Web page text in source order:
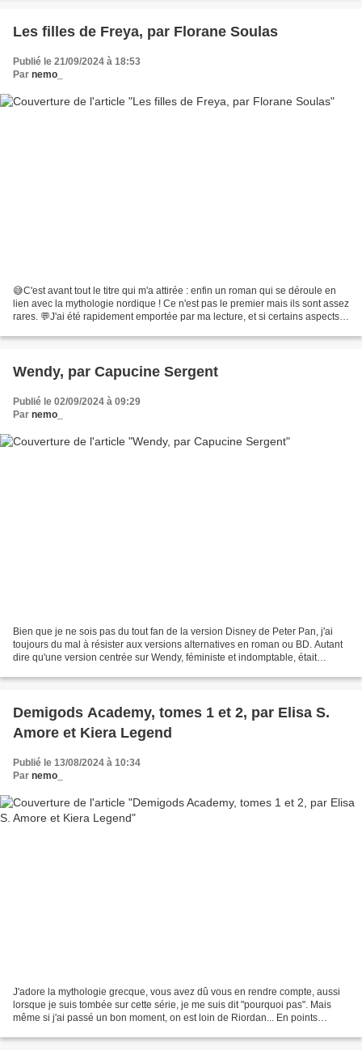
Les filles de Freya, par Florane Soulas
Publié le 21/09/2024 à 18:53
Par nemo_
😅C'est avant tout le titre qui m'a attirée : enfin un roman qui se déroule en
lien avec la mythologie nordique ! Ce n'est pas le premier mais ils sont assez
rares. 💬J'ai été rapidement emportée par ma lecture, et si certains aspects
Wendy, par Capucine Sergent
Publié le 02/09/2024 à 09:29
Par nemo_
Bien que je ne sois pas du tout fan de la version Disney de Peter Pan, j'ai
toujours du mal à résister aux versions alternatives en roman ou BD. Autant
dire qu'une version centrée sur Wendy, féministe et indomptable, était
Demigods Academy, tomes 1 et 2, par Elisa S.
Amore et Kiera Legend
Publié le 13/08/2024 à 10:34
Par nemo_
J'adore la mythologie grecque, vous avez dû vous en rendre compte, aussi
lorsque je suis tombée sur cette série, je me suis dit "pourquoi pas". Mais
même si j'ai passé un bon moment, on est loin de Riordan... En points